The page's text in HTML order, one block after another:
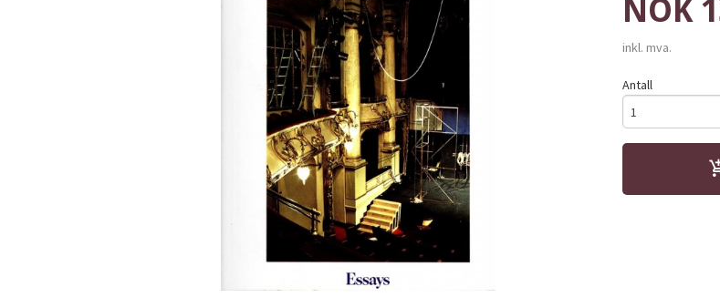
Pris
NOK
inkl. mva.
Antall